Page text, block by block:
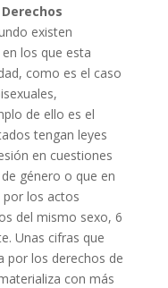
existen
los que esta
como es el caso
de ello es el
tengan leyes
en cuestiones
género o que en
por los actos
del mismo sexo, 6
Unas cifras que
por los derechos de
con más